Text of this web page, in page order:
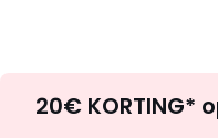
20€ KORTING*